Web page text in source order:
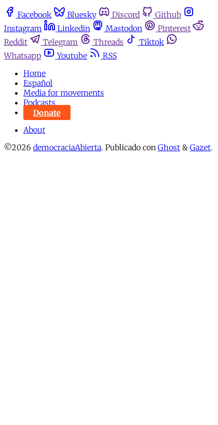
Facebook Bluesky Discord
Github
Instagram
Linkedin Mastodon
Pinterest
Reddit
Telegram Threads
Tiktok
Whatsapp
Youtube
RSS
Home
Español
Media for movements
Podcasts
Donate
About
©2026 democraciaAbierta. Publicado con Ghost & Gazet.